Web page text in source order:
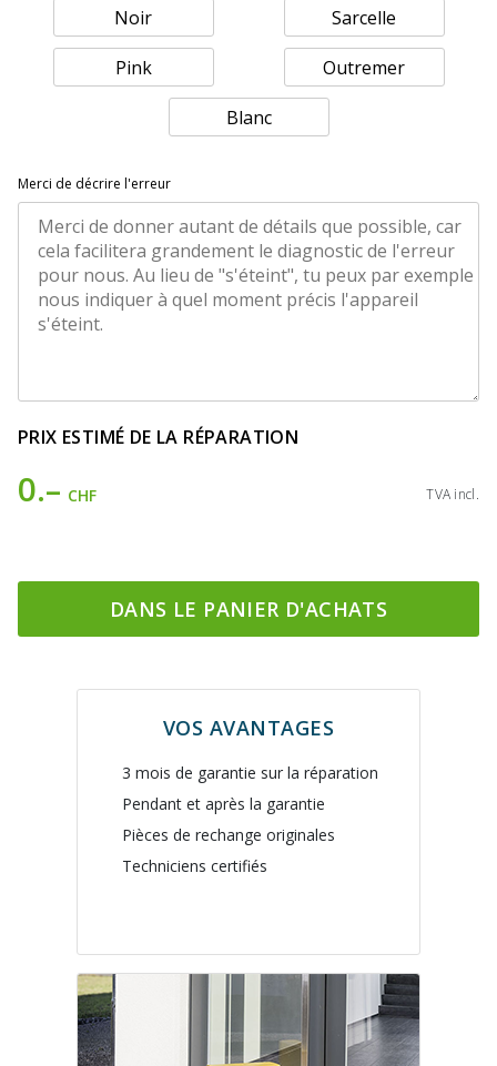
Noir
Sarcelle
Pink Outremer
Blanc
Merci de décrire l'erreur
PRIX ESTIMÉ DE LA RÉPARATION
0.– CHF TVA incl.
DANS LE PANIER D'ACHATS
VOS AVANTAGES
3 mois de garantie sur la réparation
Pendant et après la garantie
Pièces de rechange originales
Techniciens certifiés